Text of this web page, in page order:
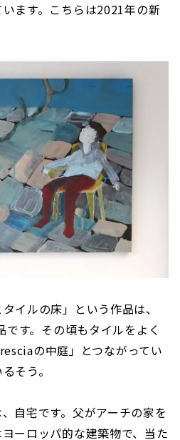
ます。こちらは2021年の新
イルの床」という作品は、
す。その頃もタイルをよく
の中庭」とつながってい
そう。
自宅です。父がアーチの家を
ーロッパ的な建築物で、当た